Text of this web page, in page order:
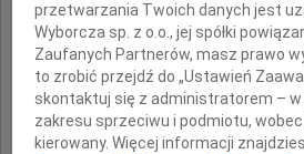
przetwarzania Twoich danych jest
Wyborcza sp. z o.o., jej spółki
Zaufanych Partnerów, masz prawo
to zrobić przejdź do „Ustawień
skontaktuj się z administratorem – w
zakresu sprzeciwu i podmiotu,
kierowany. Więcej informacji